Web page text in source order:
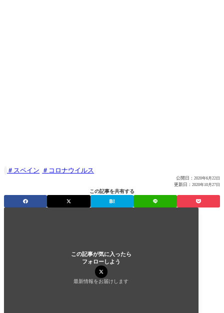
スペイン コロナウイルス
公開日： 2020年6月22日
更新日： 2020年10月27日
この記事を共有する
この記事が気に入ったら
フォローしよう
最新情報をお届けします